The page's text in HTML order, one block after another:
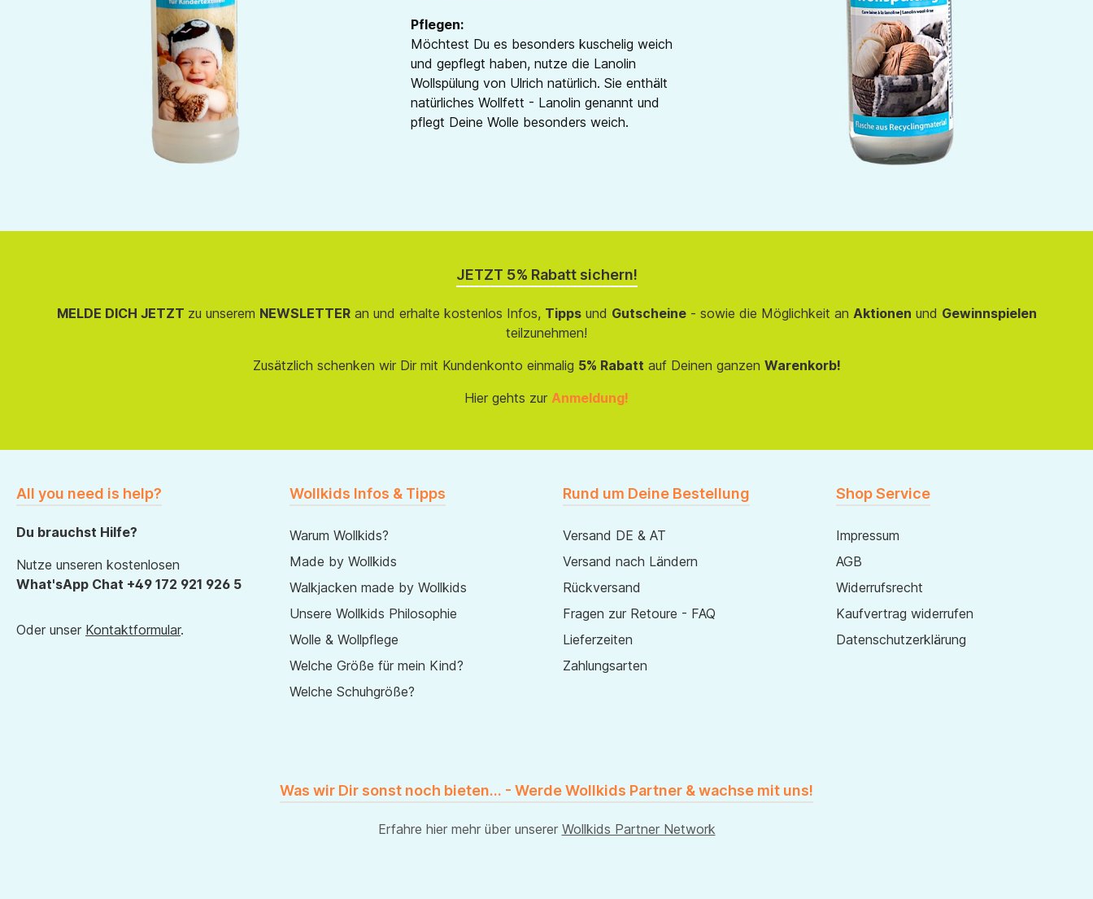
Pflegen:
Möchtest Du es besonders kuschelig weich
und gepflegt haben, nutze die Lanolin
Wollspülung von Ulrich natürlich. Sie enthält
natürliches Wollfett - Lanolin genannt und
pflegt Deine Wolle besonders weich.
JETZT 5% Rabatt sichern!
MELDE DICH JETZT zu unserem NEWSLETTERan und erhalte kostenlos Infos, Tippsund Gutscheine- sowie die Möglichkeit an Aktionen und Gewinnspielen
teilzunehmen!
Zusätzlich schenken wir Dir mit Kundenkonto einmalig 5% Rabatt auf Deinen ganzen Warenkorb!
Hier gehts zur Anmeldung!
All you need is help?
Du brauchst Hilfe?
Nutze unseren kostenlosen
What'sApp Chat +49 172 921 926 5
Oder unser Kontaktformular.
Wollkids Infos & Tipps
Warum Wollkids?
Made by Wollkids
Walkjacken made by Wollkids
Unsere Wollkids Philosophie
Wolle & Wollpflege
Welche Größe für mein Kind?
Welche Schuhgröße?
Rund um Deine Bestellung
Versand DE & AT
Versand nach Ländern
Rückversand
Fragen zur Retoure - FAQ
Lieferzeiten
Zahlungsarten
Shop Service
Impressum
AGB
Widerrufsrecht
Kaufvertrag widerrufen
Datenschutzerklärung
Was wir Dir sonst noch bieten... - Werde Wollkids Partner & wachse mit uns!
Erfahre hier mehr über unserer Wollkids Partner Network